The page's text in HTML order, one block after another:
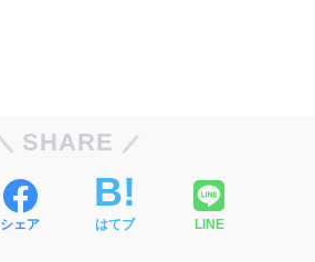
SHARE
シェア はてブ LINE